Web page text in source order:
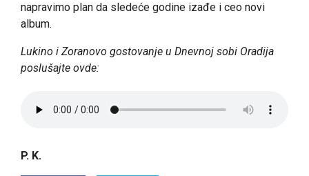
napravimo plan da sledeće godine izađe i ceo novi
album.
Lukino i Zoranovo gostovanje u Dnevnoj sobi Oradija
poslušajte ovde:
P. K.